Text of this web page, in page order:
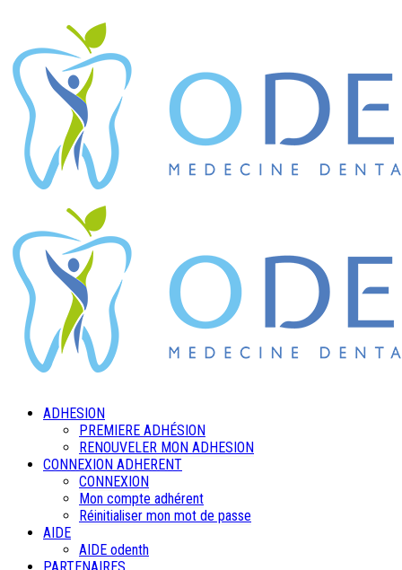
ADHESION
PREMIERE ADHÉSION
RENOUVELER MON ADHESION
CONNEXION ADHERENT
CONNEXION
Mon compte adhérent
Réinitialiser mon mot de passe
AIDE
AIDE odenth